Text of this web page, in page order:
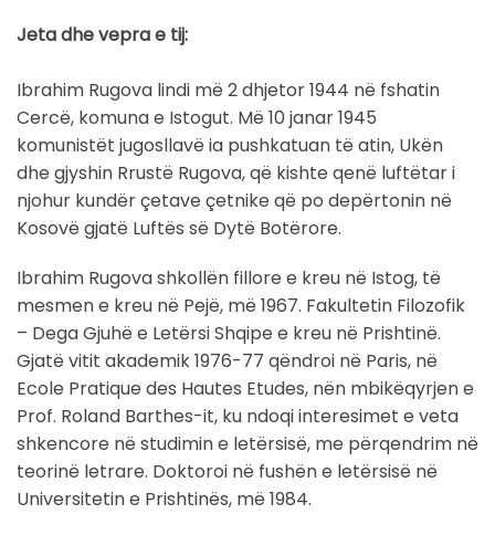
Jeta dhe vepra e tij:
Ibrahim Rugova lindi më 2 dhjetor 1944 në fshatin
Cercë, komuna e Istogut. Më 10 janar 1945
komunistët jugosllavë ia pushkatuan të atin, Ukën
dhe gjyshin Rrustë Rugova, që kishte qenë luftëtar i
njohur kundër çetave çetnike që po depërtonin në
Kosovë gjatë Luftës së Dytë Botërore.
Ibrahim Rugova shkollën fillore e kreu në Istog, të
mesmen e kreu në Pejë, më 1967. Fakultetin Filozofik
– Dega Gjuhë e Letërsi Shqipe e kreu në Prishtinë.
Gjatë vitit akademik 1976-77 qëndroi në Paris, në
Ecole Pratique des Hautes Etudes, nën mbikëqyrjen e
Prof. Roland Barthes-it, ku ndoqi interesimet e veta
shkencore në studimin e letërsisë, me përqendrim në
teorinë letrare. Doktoroi në fushën e letërsisë në
Universitetin e Prishtinës, më 1984.